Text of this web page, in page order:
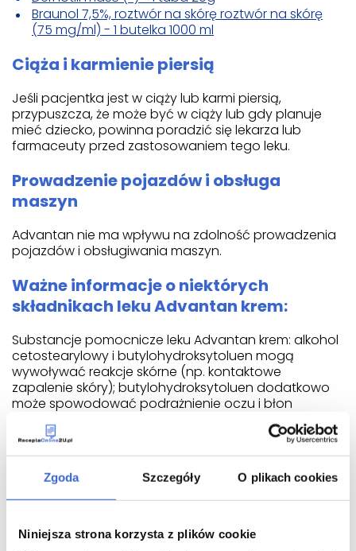
Zgoda Szczegóły O plikach cookies
Niniejsza strona korzysta z plików cookie
Braunol 7,5%, roztwór na skórę roztwór na skórę
(75 mg/ml) - 1 butelka 1000 ml
Ciąża i karmienie piersią
Jeśli pacjentka jest w ciąży lub karmi piersią,
przypuszcza, że może być w ciąży lub gdy planuje
mieć dziecko, powinna poradzić się lekarza lub
farmaceuty przed zastosowaniem tego leku.
Prowadzenie pojazdów i obsługa
maszyn
Advantan nie ma wpływu na zdolność prowadzenia
pojazdów i obsługiwania maszyn.
Ważne informacje o niektórych
składnikach leku Advantan krem:
Substancje pomocnicze leku Advantan krem: alkohol
cetostearylowy i butylohydroksytoluen mogą
wywoływać reakcje skórne (np. kontaktowe
zapalenie skóry); butylohydroksytoluen dodatkowo
może spowodować podrażnienie oczu i błon
śluzowych.
JAK STOSOWAĆ LEK ADVANTAN KREM
Ten lek należy zawsze stosować zgodnie z
zaleceniami lekarza. W razie wątpliwości należy
krem jest przeznaczony wyłącznie do stosowania